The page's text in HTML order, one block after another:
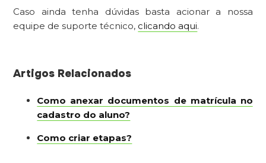
Caso ainda tenha dúvidas basta acionar a nossa
equipe de suporte técnico, clicando aqui.
Artigos Relacionados
Como anexar documentos de matrícula no
cadastro do aluno?
Como criar etapas?